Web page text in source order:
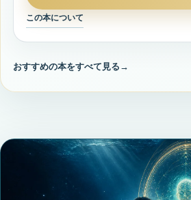
この本について
おすすめの本をすべて見る→